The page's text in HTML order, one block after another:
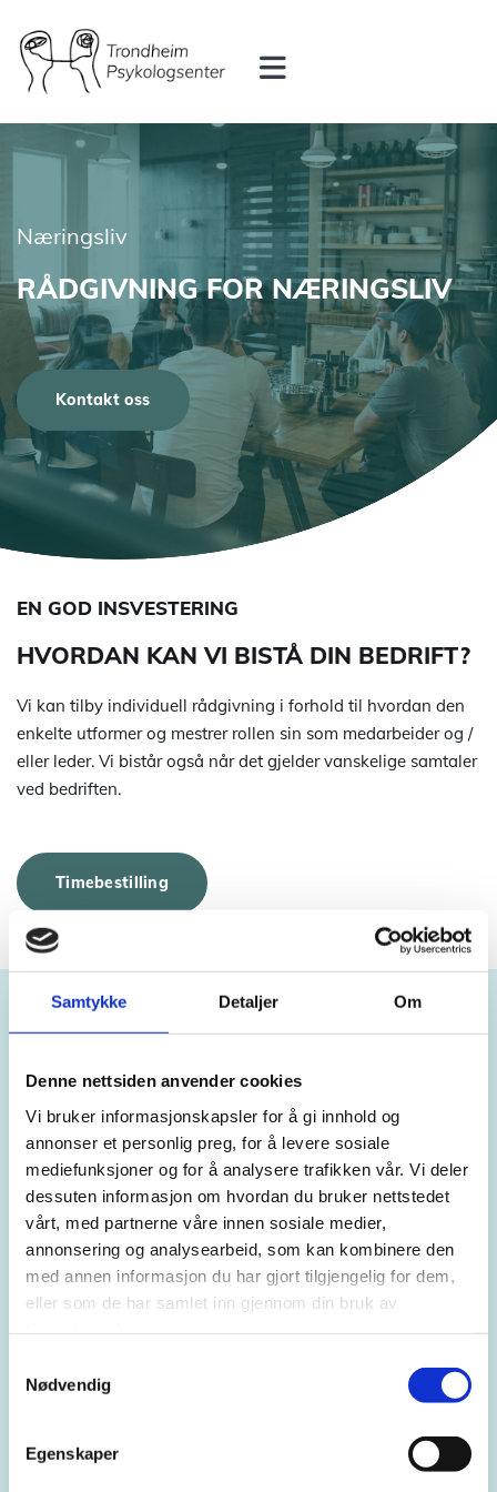
Samtykke Detaljer Om
Denne nettsiden anvender cookies
Vi bruker informasjonskapsler for å gi innhold og
annonser et personlig preg, for å levere sosiale
mediefunksjoner og for å analysere trafikken vår. Vi deler
dessuten informasjon om hvordan du bruker nettstedet
vårt, med partnerne våre innen sosiale medier,
annonsering og analysearbeid, som kan kombinere den
med annen informasjon du har gjort tilgjengelig for dem,
eller som de har samlet inn gjennom din bruk av
Nødvendig
Egenskaper
Næringsliv
RÅDGIVNING FOR NÆRINGSLIV
Kontakt oss
EN GOD INSVESTERING
HVORDAN KAN VI BISTÅ DIN BEDRIFT?
Vi kan tilby individuell rådgivning i forhold til hvordan den
enkelte utformer og mestrer rollen sin som medarbeider og /
eller leder. Vi bistår også når det gjelder vanskelige samtaler
ved bedriften.
Timebestilling
LEDEROPPLÆRING OG TILPASSEDE
KURS
Senteret tilbyr avtaler med bedrifter om prioritert tilgang til
psykologassistanse for de ansatte. Bedriftene betaler
ingenting ved avtaleinngåelse, bare ved bruk av tjenesten.
Det kan være en god investering for bedriften å betale en
prosentvis andel av et forhåndsavtalt antall timer hos
psykolog for ansatte som har behov for det. I forbindelse
med opplevde kriser / ulykker kan det være av stor
betydning å få tilgang på adekvat hjelp så raskt som mulig.
Vi kan også tilby spesialtilpassede kurs for den enkelte
bedrift. Det vil si at vi i samarbeid med bedriften utformer